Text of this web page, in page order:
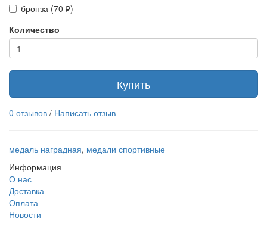
бронза (70 ₽)
Количество
Купить
0 отзывов / Написать отзыв
медаль наградная, медали спортивные
Информация
О нас
Доставка
Оплата
Новости